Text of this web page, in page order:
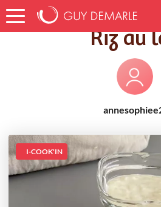
Accueil Recettes Riz au lait
Riz au
I-COOK'IN